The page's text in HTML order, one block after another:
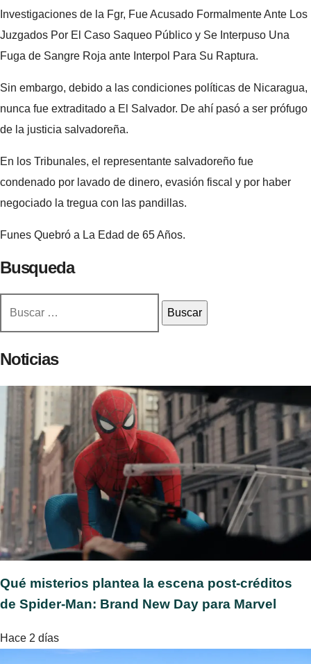
Investigaciones de la Fgr, Fue Acusado Formalmente Ante Los
Juzgados Por El Caso Saqueo Público y Se Interpuso Una
Fuga de Sangre Roja ante Interpol Para Su Raptura.
Sin embargo, debido a las condiciones políticas de Nicaragua,
nunca fue extraditado a El Salvador. De ahí pasó a ser prófugo
de la justicia salvadoreña.
En los Tribunales, el representante salvadoreño fue
condenado por lavado de dinero, evasión fiscal y por haber
negociado la tregua con las pandillas.
Funes Quebró a La Edad de 65 Años.
Busqueda
Noticias
Qué misterios plantea la escena post-créditos
de Spider-Man: Brand New Day para Marvel
Hace 2 días